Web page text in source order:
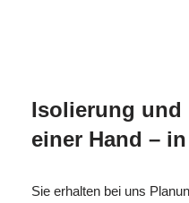
Isolierung und
einer Hand –
Sie erhalten bei uns